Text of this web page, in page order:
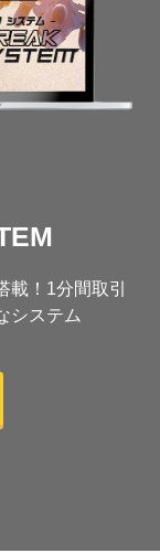
載！1分間取引
システム